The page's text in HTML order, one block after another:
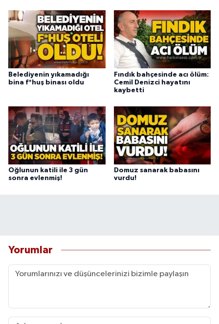
Belediyenin yıkamadığı
bina f*huş binası oldu
Fındık bahçesinde acı ölüm:
Cemil Denizci hayatını
kaybetti
Oğlunun katili ile 3 gün
sonra evlenmiş!
Domuz sanarak babasını
vurdu!
Yorumlar